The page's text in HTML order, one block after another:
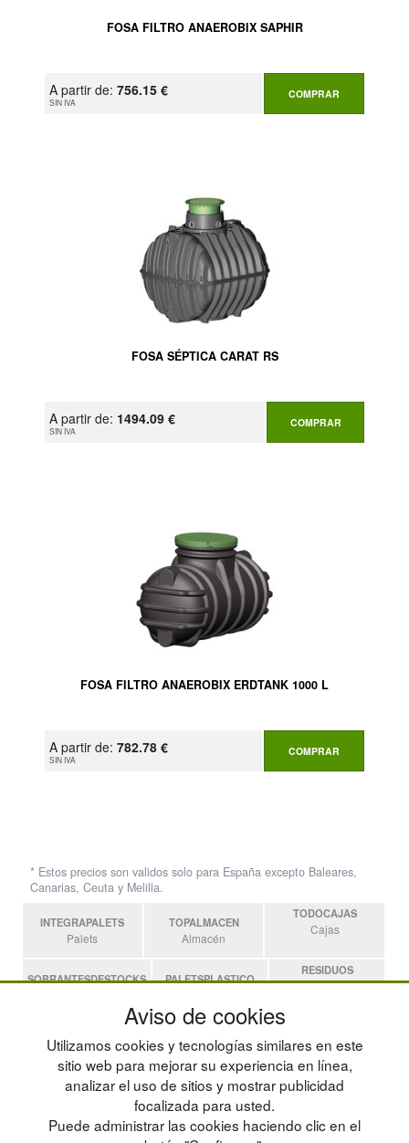
FOSA FILTRO ANAEROBIX SAPHIR
A partir de: 756.15 €
SIN IVA
COMPRAR
FOSA SÉPTICA CARAT RS
A partir de: 1494.09 €
SIN IVA
COMPRAR
FOSA FILTRO ANAEROBIX ERDTANK 1000 L
A partir de: 782.78 €
SIN IVA
COMPRAR
* Estos precios son validos solo para España excepto Baleares,
Canarias, Ceuta y Melilla.
INTEGRAPALETS
Palets
TOPALMACEN
Almacén
TODOCAJAS
Cajas
SOBRANTESDESTOCKS PALETSPLASTICO
RESIDUOS
Residuos
Estanterias
POLÍTICA DE PRIVACIDAD
CONDICIONES DE USO
MAPA WEB
PREGUNTAS FRECUENTES
Aviso de cookies
Utilizamos cookies y tecnologías similares en este
sitio web para mejorar su experiencia en línea,
analizar el uso de sitios y mostrar publicidad
focalizada para usted.
Puede administrar las cookies haciendo clic en el